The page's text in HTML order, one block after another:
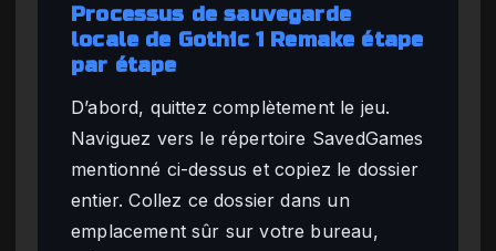
Processus de sauvegarde
locale de Gothic 1 Remake étape
par étape
D’abord, quittez complètement le jeu.
Naviguez vers le répertoire SavedGames
mentionné ci-dessus et copiez le dossier
entier. Collez ce dossier dans un
emplacement sûr sur votre bureau,